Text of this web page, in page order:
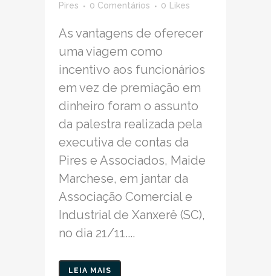
Pires
0 Comentários 0 Likes
As vantagens de oferecer
uma viagem como
incentivo aos funcionários
em vez de premiação em
dinheiro foram o assunto
da palestra realizada pela
executiva de contas da
Pires e Associados, Maide
Marchese, em jantar da
Associação Comercial e
Industrial de Xanxerê (SC),
no dia 21/11....
LEIA MAIS